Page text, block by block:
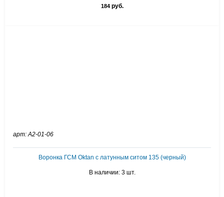
184руб.
арт: А2-01-06
Воронка ГСМ Oktan с латунным ситом 135 (черный)
В наличии: 3 шт.